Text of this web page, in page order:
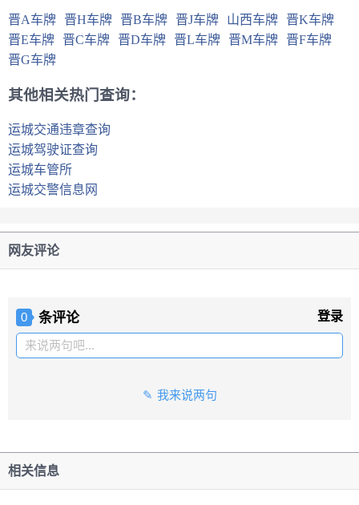
晋A车牌 晋H车牌 晋B车牌 晋J车牌 山西车牌
晋K车牌
晋E车牌
晋C车牌 晋D车牌 晋L车牌 晋M车牌
晋F车牌
晋G车牌
其他相关热门查询：
运城交通违章查询
运城驾驶证查询
运城车管所
运城交警信息网
网友评论
0 条评论 登录
来说两句吧...
我来说两句
相关信息